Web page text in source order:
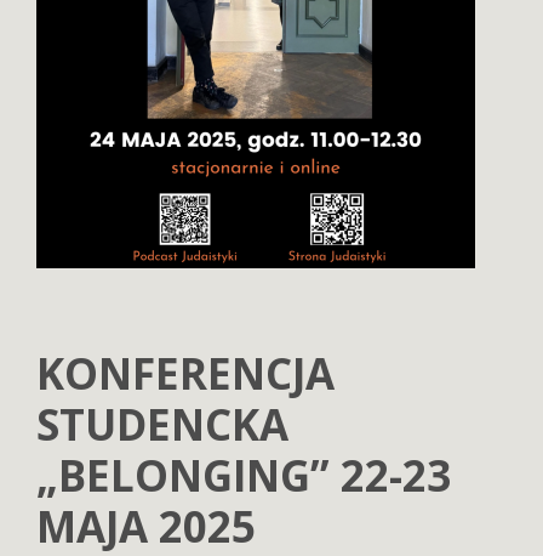
KONFERENCJA
STUDENCKA
„BELONGING” 22-23
MAJA 2025